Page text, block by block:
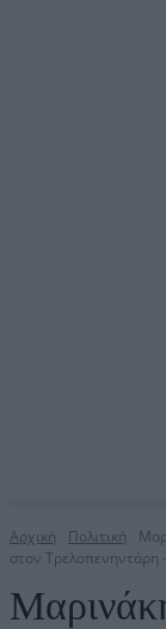
Αρχική Πολιτική
στον Τρελοπενηντάρη